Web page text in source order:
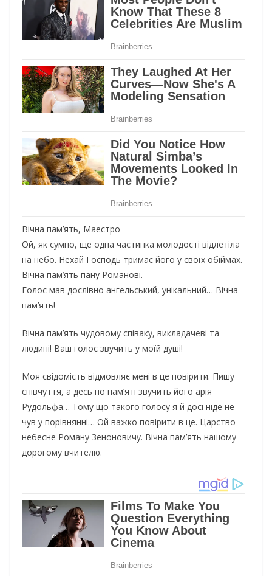
Вічна пам’ять, Маестро
Ой, як сумно, ще одна частинка молодості відлетіла
на небо. Нехай Господь тримає його у своїх обіймах.
Вічна пам’ять пану Романові.
Голос мав дослівно ангельський, унікальний… Вічна
пам’ять!
Вічна пам’ять чудовому співаку, викладачеві та
людині! Ваш голос звучить у моїй душі!
Моя свідомість відмовляє мені в це повірити. Пишу
співчуття, а десь по пам’яті звучить його арія
Рудольфа… Тому що такого голосу я й досі ніде не
чув у порівнянні… Ой важко повірити в це. Царство
небесне Роману Зеноновичу. Вічна пам’ять нашому
дорогому вчителю.